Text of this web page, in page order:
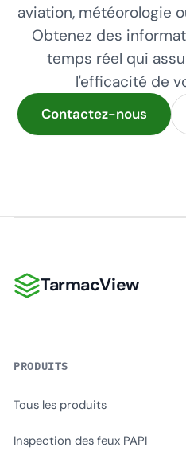
aviation, météorologie
Obtenez des
temps réel qui
l'efficacité de
Contactez-nous
TarmacView
TarmacView
PRODUITS
Tous les produits
Inspection des feux PAPI